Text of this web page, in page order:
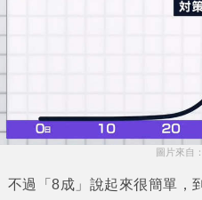
圖片來自
不過 「8成」 說起來很簡單，